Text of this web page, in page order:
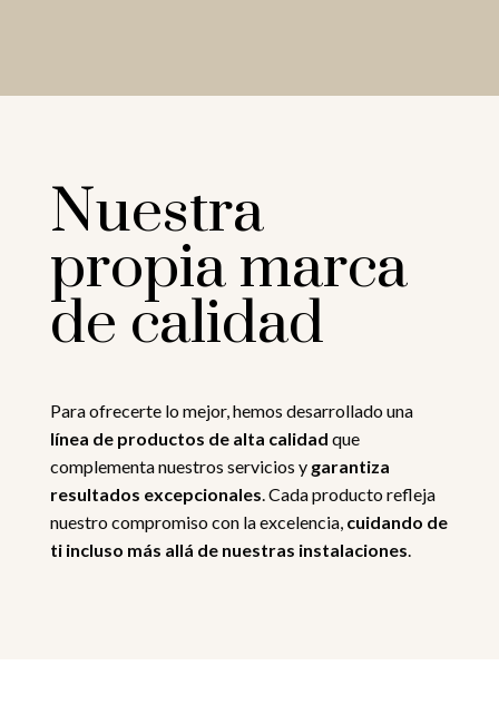
Nuestra
propia marca
de calidad
Para ofrecerte lo mejor, hemos desarrollado una
línea de productos de alta calidad que
complementa nuestros servicios y garantiza
resultados excepcionales. Cada producto refleja
nuestro compromiso con la excelencia, cuidando de
ti incluso más allá de nuestras instalaciones.